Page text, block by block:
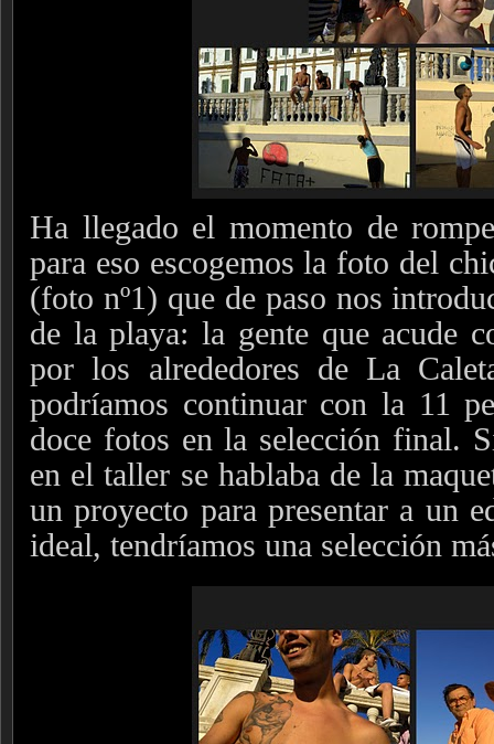
Ha llegado el momento de
para eso escogemos la foto del
(foto nº1) que de paso nos
de la playa: la gente que acude
por los alrededores de La
podríamos continuar con la 11
doce fotos en la selección final.
en el taller se hablaba de la
un proyecto para presentar a un
ideal, tendríamos una selección